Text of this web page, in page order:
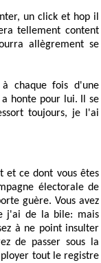
un click et hop il
tellement content
allègrement se
chaque fois d'une
honte pour lui. Il se
toujours, je l'ai
et ce dont vous êtes
électorale de
guère. Vous avez
j'ai de la bile: mais
à ne point insulter
de passer sous la
tout le registre